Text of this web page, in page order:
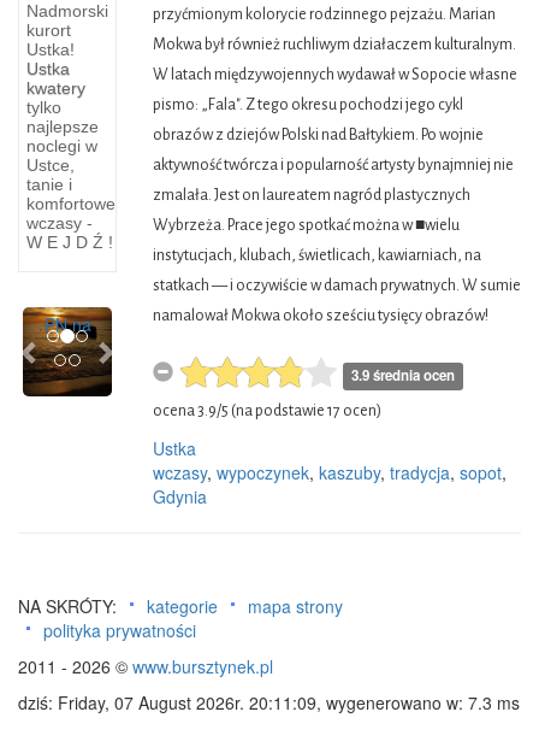
Nadmorski
kurort
Ustka!
Ustka
kwatery
tylko
najlepsze
noclegi w
Ustce,
tanie i
komfortowe
wczasy -
W E J D Ź !
Mierzeja
Rezerwat
Mierzeja
Rezerwat
wydmowo-
PN na
PreviousNext
przyćmionym kolorycie rodzinnego pejzażu. Marian
Mokwa był również ruchliwym działaczem kulturalnym.
W latach międzywojennych wydawał w Sopocie własne
pismo: „Fala". Z tego okresu pochodzi jego cykl
obrazów z dziejów Polski nad Bałtykiem. Po wojnie
aktywność twórcza i popularność artysty bynajmniej nie
zmalała. Jest on laureatem nagród plastycznych
Wybrzeża. Prace jego spotkać można w ■wielu
instytucjach, klubach, świetlicach, kawiarniach, na
statkach — i oczywiście w damach prywatnych. W sumie
namalował Mokwa około sześciu tysięcy obrazów!
3.9 średnia ocen
ocena 3.9/5 (na podstawie 17 ocen)
Ustka
wczasy, wypoczynek, kaszuby, tradycja, sopot,
Gdynia
NA SKRÓTY: kategorie
mapa strony
polityka prywatności
2011 - 2026 © www.bursztynek.pl
dziś: Friday, 07 August 2026r. 20:11:09, wygenerowano w: 7.3 ms